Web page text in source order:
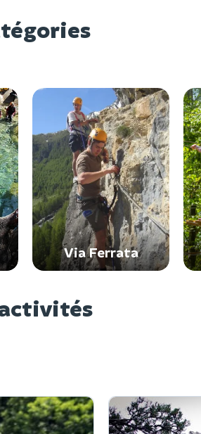
Via Ferrata